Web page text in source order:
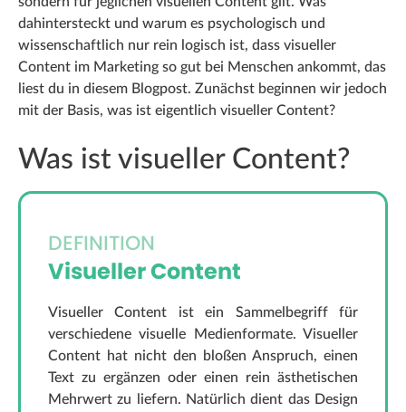
dahintersteckt und warum es psychologisch und
wissenschaftlich nur rein logisch ist, dass visueller
Content im Marketing so gut bei Menschen ankommt, das
liest du in diesem Blogpost. Zunächst beginnen wir jedoch
mit der Basis, was ist eigentlich visueller Content?
Was ist visueller Content?
DEFINITION
Visueller Content
Visueller Content ist ein Sammelbegriff für
verschiedene visuelle Medienformate. Visueller
Content hat nicht den bloßen Anspruch, einen
Text zu ergänzen oder einen rein ästhetischen
Mehrwert zu liefern. Natürlich dient das Design